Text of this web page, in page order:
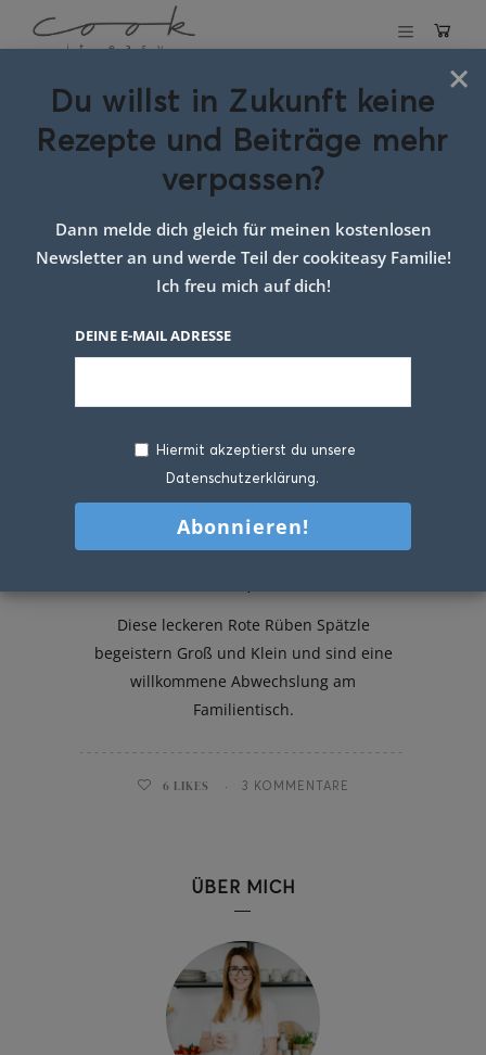
Schlagwort:
traditionelles
essen
Rote Rüben Spätzle mit Bergkäse
Diese leckeren Rote Rüben Spätzle
begeistern Groß und Klein und sind eine
willkommene Abwechslung am
Familientisch.
6 LIKES 3 KOMMENTARE
ÜBER MICH
×
Du willst in Zukunft keine
Rezepte und Beiträge mehr
verpassen?
Dann melde dich gleich für meinen kostenlosen
Newsletter an und werde Teil der cookiteasy Familie!
Ich freu mich auf dich!
DEINE E-MAIL ADRESSE
Hiermit akzeptierst du unsere
Datenschutzerklärung.